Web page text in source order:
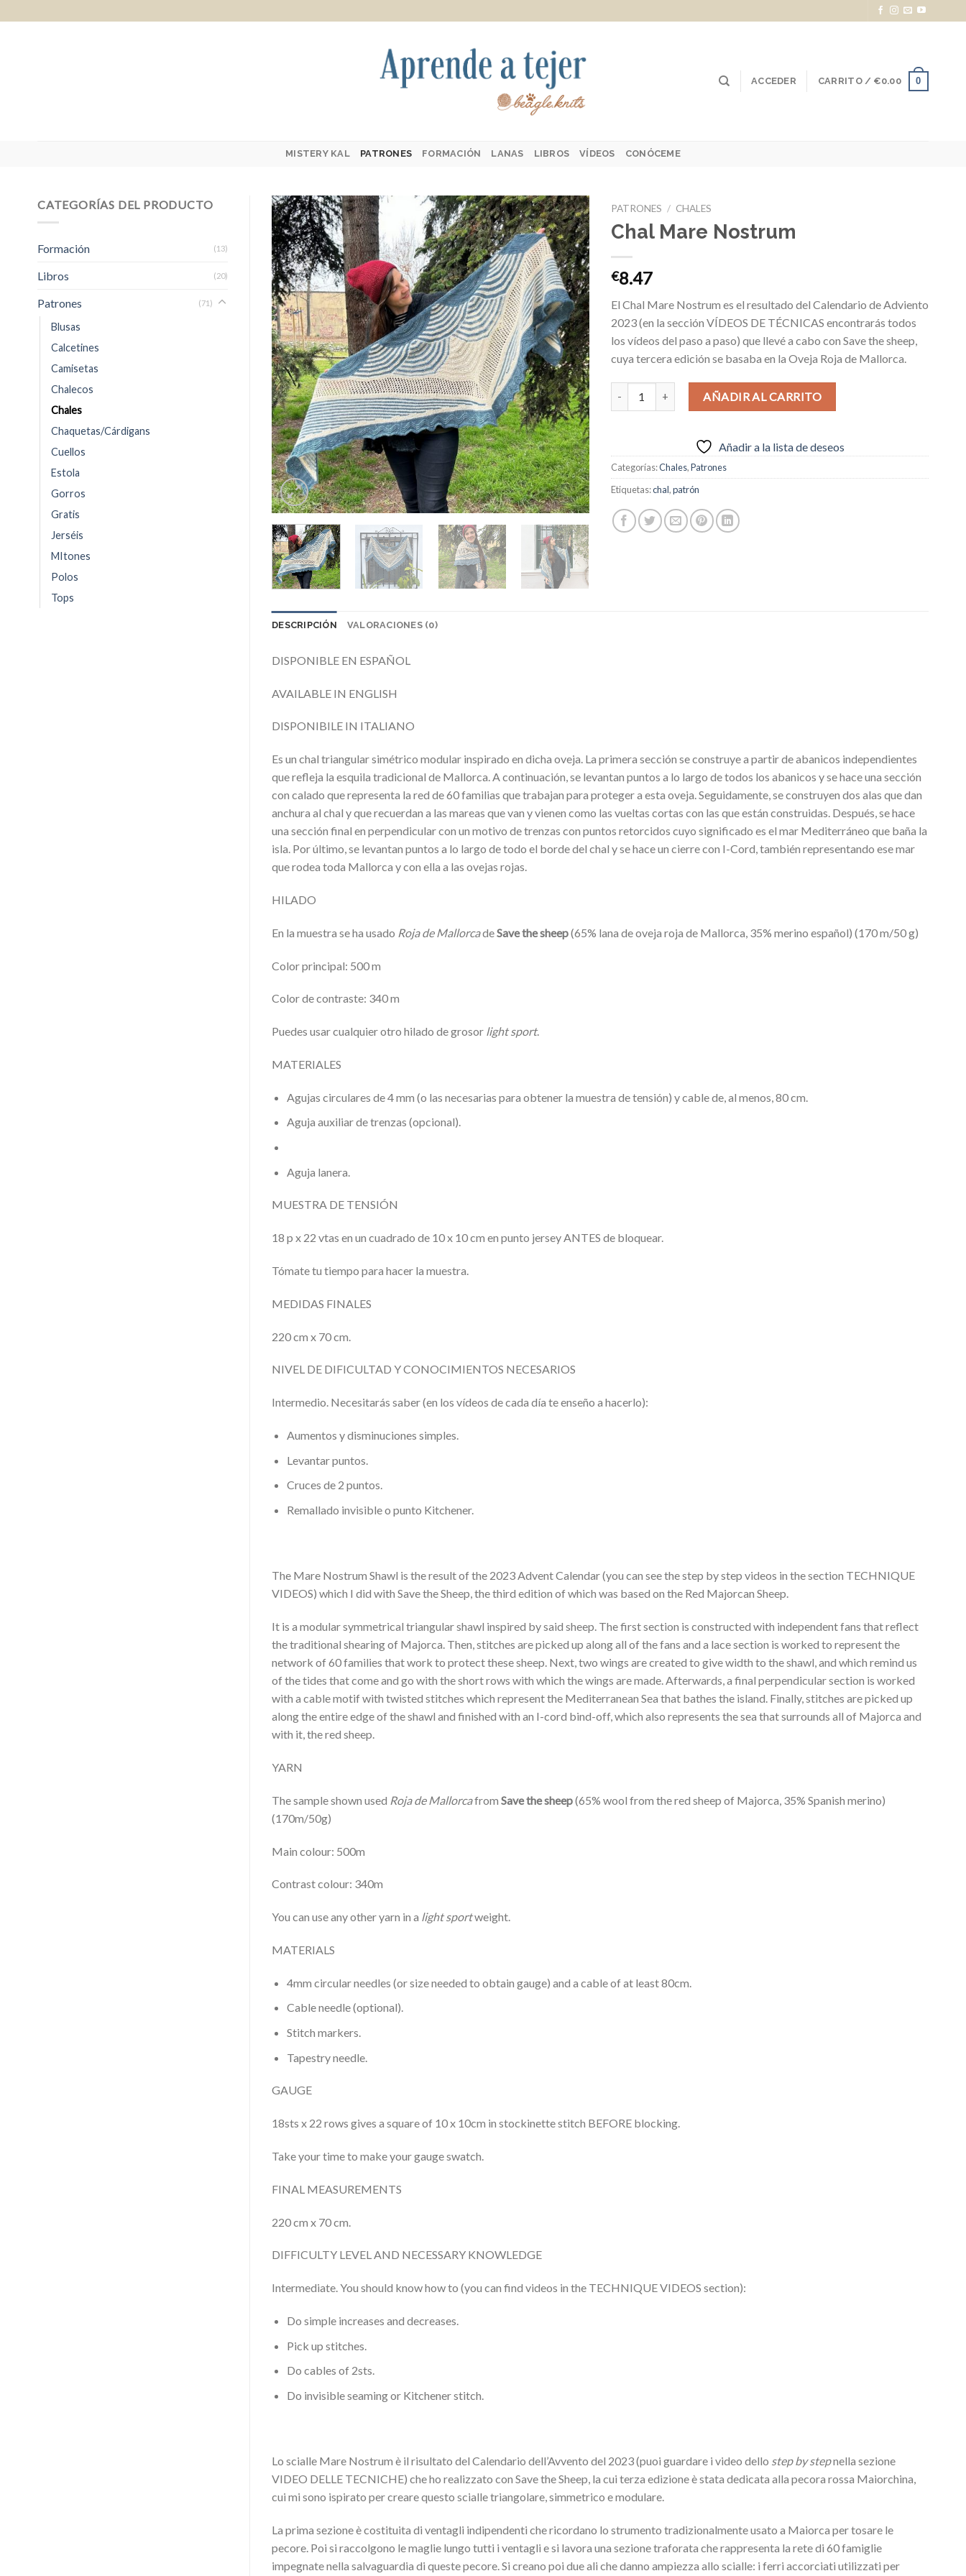
to
ACCEDER CARRITO / €0.00 0
MISTERY KAL PATRONES FORMACIÓN LANAS LIBROS VÍDEOS CONÓCEME
CATEGORÍAS DEL PRODUCTO
Formación (13)
Libros (20)
Patrones (71)
Blusas
Calcetines
Camisetas
Chalecos
Chales
Chaquetas/Cárdigans
Cuellos
Estola
Gorros
Gratis
Jerséis
MItones
Polos
Tops
Añadir
a la
lista de
deseos
PATRONES / CHALES
Chal Mare Nostrum
€8.47
El Chal Mare Nostrum es el resultado del Calendario de Adviento
2023 (en la sección VÍDEOS DE TÉCNICAS encontrarás todos
los vídeos del paso a paso) que llevé a cabo con Save the sheep,
cuya tercera edición se basaba en la Oveja Roja de Mallorca.
Chal Mare Nostrum cantidadAÑADIR AL CARRITO
Añadir a la lista de deseos
Categorías:Chales,Patrones
Etiquetas:chal,patrón
DESCRIPCIÓN VALORACIONES (0)
DISPONIBLE EN ESPAÑOL
AVAILABLE IN ENGLISH
DISPONIBILE IN ITALIANO
Es un chal triangular simétrico modular inspirado en dicha oveja. La primera sección se construye a partir de abanicos independientes
que refleja la esquila tradicional de Mallorca. A continuación, se levantan puntos a lo largo de todos los abanicos y se hace una sección
con calado que representa la red de 60 familias que trabajan para proteger a esta oveja. Seguidamente, se construyen dos alas que dan
anchura al chal y que recuerdan a las mareas que van y vienen como las vueltas cortas con las que están construidas. Después, se hace
una sección final en perpendicular con un motivo de trenzas con puntos retorcidos cuyo significado es el mar Mediterráneo que baña la
isla. Por último, se levantan puntos a lo largo de todo el borde del chal y se hace un cierre con I-Cord, también representando ese mar
que rodea toda Mallorca y con ella a las ovejas rojas.
HILADO
En la muestra se ha usado Roja de MallorcadeSave the sheep(65% lana de oveja roja de Mallorca, 35% merino español) (170 m/50 g)
Color principal: 500 m
Color de contraste: 340 m
Puedes usar cualquier otro hilado de grosor light sport.
MATERIALES
Agujas circulares de 4 mm (o las necesarias para obtener la muestra de tensión) y cable de, al menos, 80 cm.
Aguja auxiliar de trenzas (opcional).
Aguja lanera.
MUESTRA DE TENSIÓN
18 p x 22 vtas en un cuadrado de 10 x 10 cm en punto jersey ANTES de bloquear.
Tómate tu tiempo para hacer la muestra.
MEDIDAS FINALES
220 cm x 70 cm.
NIVEL DE DIFICULTAD Y CONOCIMIENTOS NECESARIOS
Intermedio. Necesitarás saber (en los vídeos de cada día te enseño a hacerlo):
Aumentos y disminuciones simples.
Levantar puntos.
Cruces de 2 puntos.
Remallado invisible o punto Kitchener.
The Mare Nostrum Shawl is the result of the 2023 Advent Calendar (you can see the step by step videos in the section TECHNIQUE
VIDEOS) which I did with Save the Sheep, the third edition of which was based on the Red Majorcan Sheep.
It is a modular symmetrical triangular shawl inspired by said sheep. The first section is constructed with independent fans that reflect
the traditional shearing of Majorca. Then, stitches are picked up along all of the fans and a lace section is worked to represent the
network of 60 families that work to protect these sheep. Next, two wings are created to give width to the shawl, and which remind us
of the tides that come and go with the short rows with which the wings are made. Afterwards, a final perpendicular section is worked
with a cable motif with twisted stitches which represent the Mediterranean Sea that bathes the island. Finally, stitches are picked up
along the entire edge of the shawl and finished with an I-cord bind-off, which also represents the sea that surrounds all of Majorca and
with it, the red sheep.
YARN
The sample shown used Roja de Mallorcafrom Save the sheep(65% wool from the red sheep of Majorca, 35% Spanish merino)
(170m/50g)
Main colour: 500m
Contrast colour: 340m
You can use any other yarn in a light sportweight.
MATERIALS
4mm circular needles (or size needed to obtain gauge) and a cable of at least 80cm.
Cable needle (optional).
Stitch markers.
Tapestry needle.
GAUGE
18sts x 22 rows gives a square of 10 x 10cm in stockinette stitch BEFORE blocking.
Take your time to make your gauge swatch.
FINAL MEASUREMENTS
220 cm x 70 cm.
DIFFICULTY LEVEL AND NECESSARY KNOWLEDGE
Intermediate. You should know how to (you can find videos in the TECHNIQUE VIDEOS section):
Do simple increases and decreases.
Pick up stitches.
Do cables of 2sts.
Do invisible seaming or Kitchener stitch.
Lo scialle Mare Nostrum è il risultato del Calendario dell’Avvento del 2023 (puoi guardare i video dello step by stepnella sezione
VIDEO DELLE TECNICHE) che ho realizzato con Save the Sheep, la cui terza edizione è stata dedicata alla pecora rossa Maiorchina,
cui mi sono ispirato per creare questo scialle triangolare, simmetrico e modulare.
La prima sezione è costituita di ventagli indipendenti che ricordano lo strumento tradizionalmente usato a Maiorca per tosare le
pecore. Poi si raccolgono le maglie lungo tutti i ventagli e si lavora una sezione traforata che rappresenta la rete di 60 famiglie
impegnate nella salvaguardia di queste pecore. Si creano poi due ali che danno ampiezza allo scialle: i ferri accorciati utilizzati per